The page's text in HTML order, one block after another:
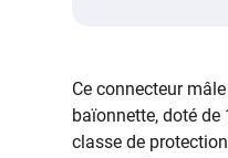
Ce connecteur
baïonnette, doté de
classe de